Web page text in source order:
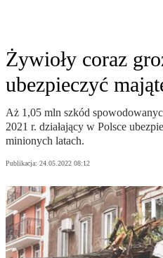
Żywioły coraz
ubezpieczyć
Aż 1,05 mln szkód
2021 r. działający w Polsce
minionych latach.
Publikacja: 24.05.2022 08:12